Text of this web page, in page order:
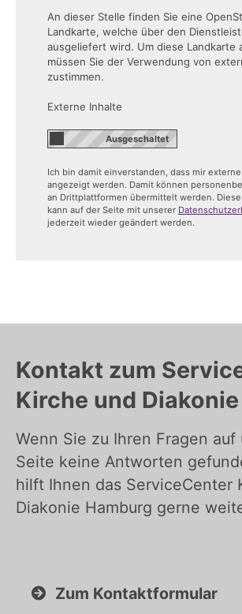
An dieser Stelle finden Sie eine
Landkarte, welche über den
ausgeliefert wird. Um diese Landkarte
müssen Sie der Verwendung von
zustimmen.
Externe Inhalte
Ich bin damit einverstanden, dass mir
angezeigt werden. Damit können
an Drittplattformen übermittelt werden.
kann auf der Seite mit unserer
jederzeit wieder geändert werden.
Kontakt zum
Kirche und Diakonie
Wenn Sie zu Ihren Fragen auf
Seite keine Antworten
hilft Ihnen das ServiceCenter
Diakonie Hamburg gerne
Zum Kontaktformular